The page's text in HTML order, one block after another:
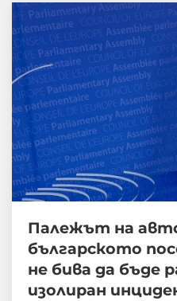
Палежът на
българското
не бива да бъде
изолиран